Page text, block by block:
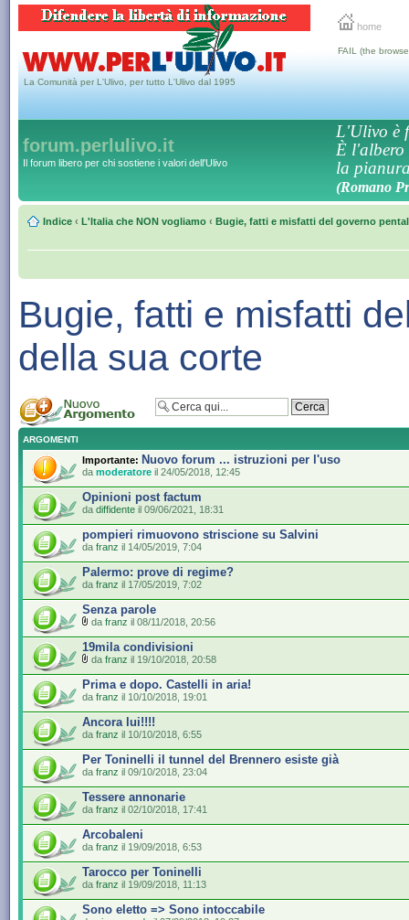
home
La Comunità per L'Ulivo, per tutto L'Ulivo dal 1995
FAIL (the
forum.perlulivo.it
Il forum libero per chi sostiene i valori dell'Ulivo
L'Ulivo è
È l'albero
la
(Romano
Indice ‹ L'Italia che NON vogliamo ‹ Bugie, fatti e misfatti del governo
Bugie, fatti e misfatti
della sua corte
ARGOMENTI
Importante: Nuovo forum ... istruzioni per l'uso
da moderatore il 24/05/2018, 12:45
Opinioni post factum
da diffidente il 09/06/2021, 18:31
pompieri rimuovono striscione su Salvini
da franz il 14/05/2019, 7:04
Palermo: prove di regime?
da franz il 17/05/2019, 7:02
Senza parole
da franz il 08/11/2018, 20:56
19mila condivisioni
da franz il 19/10/2018, 20:58
Prima e dopo. Castelli in aria!
da franz il 10/10/2018, 19:01
Ancora lui!!!!
da franz il 10/10/2018, 6:55
Per Toninelli il tunnel del Brennero esiste già
da franz il 09/10/2018, 23:04
Tessere annonarie
da franz il 02/10/2018, 17:41
Arcobaleni
da franz il 19/09/2018, 6:53
Tarocco per Toninelli
da franz il 19/09/2018, 11:13
Sono eletto => Sono intoccabile